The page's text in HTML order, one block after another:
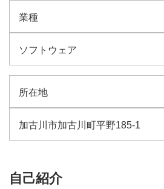
業種
ソフトウェア
所在地
加古川市加古川町平野185-1
自己紹介